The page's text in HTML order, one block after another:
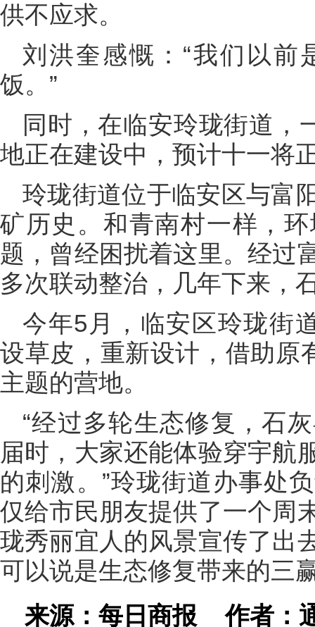
供不应求。
刘洪奎感慨：“我们以前
饭。”
同时，在临安玲珑街道，
地正在建设中，预计十一将
玲珑街道位于临安区与富
矿历史。和青南村一样，
题，曾经困扰着这里。经过
多次联动整治，几年下来，
今年5月，临安区玲珑街
设草皮，重新设计，借助原
主题的营地。
“经过多轮生态修复，石
届时，大家还能体验穿宇航
的刺激。”玲珑街道办事处
仅给市民朋友提供了一个周
珑秀丽宜人的风景宣传了出
可以说是生态修复带来的三
来源：每日商报作者：